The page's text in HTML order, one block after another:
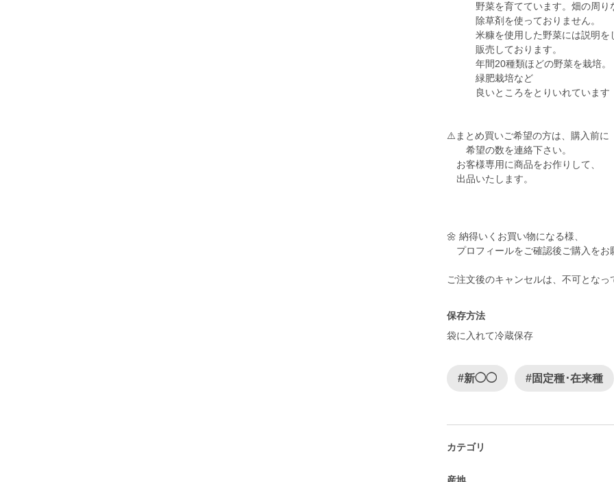
野菜を育てています。畑の周り
除草剤を使っておりません。
米糠を使用した野菜には説明を
販売しております。
年間20種類ほどの野菜を栽培。
緑肥栽培など
良いところをとりいれています
⚠️まとめ買いご希望の方は、購入前に
希望の数を連絡下さい。
お客様専用に商品をお作りして、
出品いたします。
🌼 納得いくお買い物になる様、
プロフィールをご確認後ご購入をお
ご注文後のキャンセルは、不可となっ
保存方法
袋に入れて冷蔵保存
#新◯◯ #固定種･在来種
カテゴリ
産地